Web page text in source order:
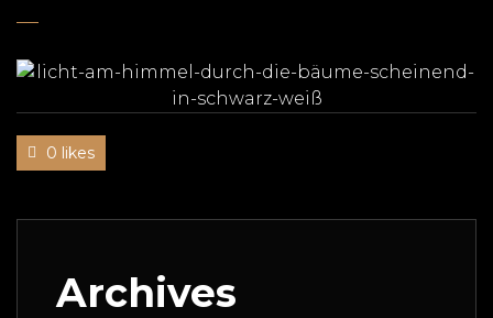
0 likes
Archives